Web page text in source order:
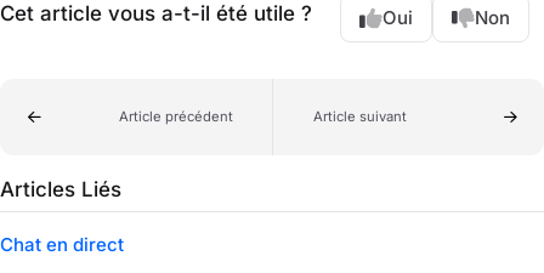
Cet article vous a-t-il été utile ? Oui Non
Article précédent Article suivant
Articles Liés
Chat en direct